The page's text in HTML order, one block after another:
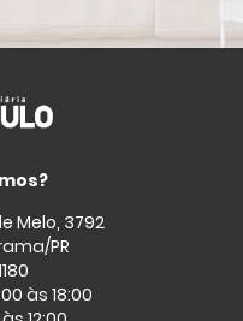
Melo, 3792
PR
às 18:00